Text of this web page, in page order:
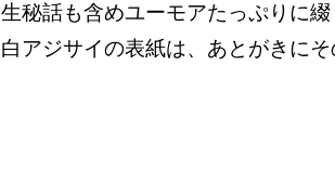
生秘話も含めユーモアたっぷりに
白アジサイの表紙は、あとがきにそ